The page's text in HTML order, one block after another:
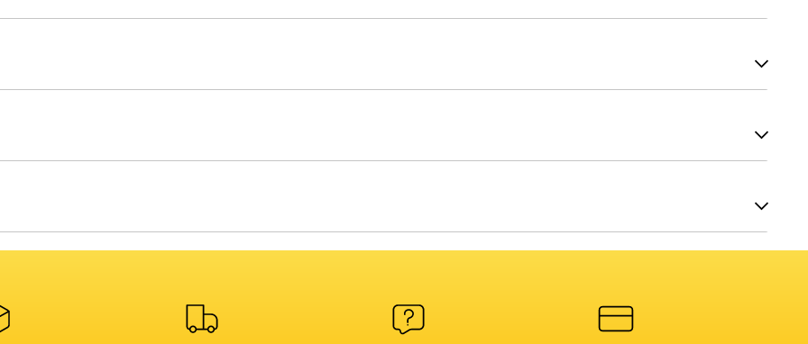
de rechange
Atelier SAV
Facturation SAV
/ Le vendredi de 8H00 à 12H00 et de 14H00 à 17H00.
Comptabilité fournisseur
compta.fournisseurs@groupepac.com